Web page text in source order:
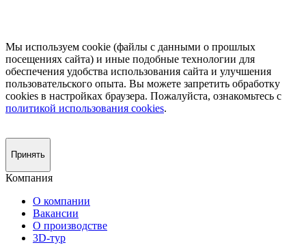
Мы используем cookie (файлы с данными о прошлых
посещениях сайта) и иные подобные технологии для
обеспечения удобства использования сайта и улучшения
пользовательского опыта. Вы можете запретить обработку
сookies в настройках браузера. Пожалуйста, ознакомьтесь с
политикой использования cookies.
Принять
Компания
О компании
Вакансии
О производстве
3D-тур